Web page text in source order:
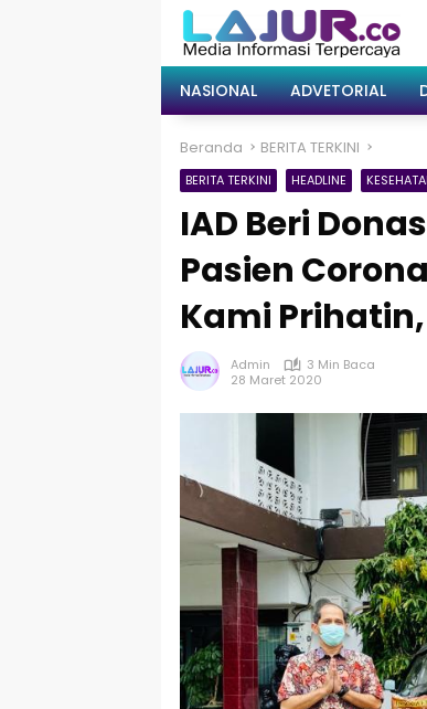
NASIONAL ADVETORIAL
Beranda BERITA TERKINI
BERITA TERKINI HEADLINE
IAD Beri
Pasien
Kami
Admin
3 Min Baca
28 Maret 2020